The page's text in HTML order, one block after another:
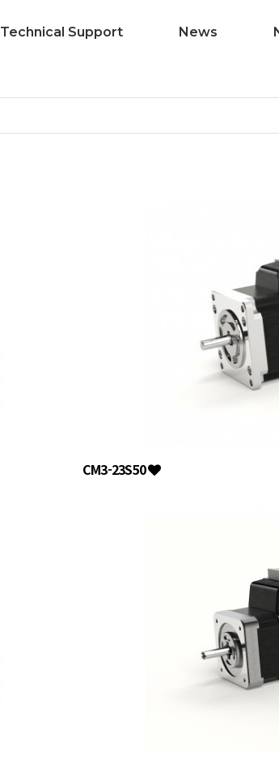
Technical Support News
CM3-23S50